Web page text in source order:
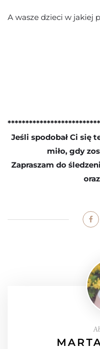
A wasze dzieci w jakiej
Jeśli spodobał Ci się
miło, gdy
Zapraszam do
oraz